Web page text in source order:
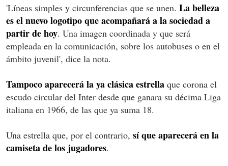
'Líneas simples y circunferencias que se unen. La belleza
es el nuevo logotipo que acompañará a la sociedad a
partir de hoy. Una imagen coordinada y que será
empleada en la comunicación, sobre los autobuses o en el
ámbito juvenil', dice la nota.
Tampoco aparecerá la ya clásica estrella que corona el
escudo circular del Inter desde que ganara su décima Liga
italiana en 1966, de las que ya suma 18.
Una estrella que, por el contrario, sí que aparecerá en la
camiseta de los jugadores.